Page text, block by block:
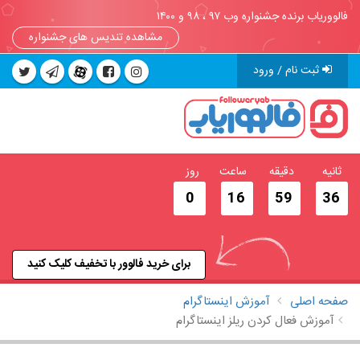
فالووریاب برنده جشنواره وب ۹۷ ، ۹۸ و ۱۴۰۰
مشاهده تندیس های جشنواره
ثبت نام / ورود
35
ثانیه
59
دقیقه
16
ساعت
0
روز
برای خرید فالوور با تخفیف کلیک کنید
صفحه اصلی
آموزش اینستاگرام
آموزش فعال کردن ریلز اینستاگرام